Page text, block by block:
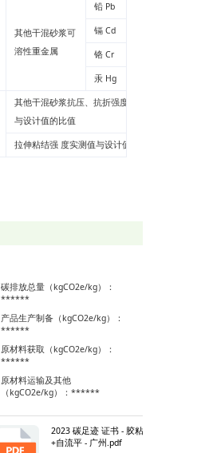
其他干混砂浆可
溶性重金属
铅 Pb
镉 Cd
铬 Cr
汞 Hg
其他干混砂浆抗压、抗折强度实测 值
与设计值的比值
拉伸粘结强 度实测值与设计值的比值
碳排放总量（kgCO2e/kg）：
******
产品生产制备（kgCO2e/kg）：
******
原材料获取（kgCO2e/kg）：
******
原材料运输及其他
（kgCO2e/kg）：******
2023 碳足迹 证书 - 胶粘剂+填缝剂
+自流平 - 广州.pdf